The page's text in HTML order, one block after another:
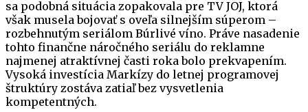
sa podobná situácia zopakovala pre TV JOJ, ktorá
však musela bojovať s oveľa silnejším súperom –
rozbehnutým seriálom Búrlivé víno. Práve nasadenie
tohto finančne náročného seriálu do reklamne
najmenej atraktívnej časti roka bolo prekvapením.
Vysoká investícia Markízy do letnej programovej
štruktúry zostáva zatiaľ bez vysvetlenia
kompetentných.